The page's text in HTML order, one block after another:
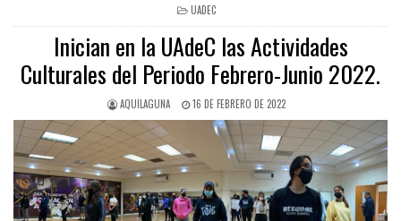
POSTED
IN
UADEC
Inician en la UAdeC las Actividades
Culturales del Periodo Febrero-Junio 2022.
AQUILAGUNA 16 DE FEBRERO DE 2022